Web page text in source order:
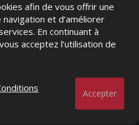
afin de vous offrir une
et d’améliorer
En continuant à
acceptez l’utilisation de
Accepter
Market/Ntic, Actualités
Communication,
Créa, Baromètre,